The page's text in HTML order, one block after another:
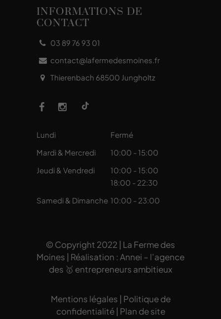
INFORMATIONS DE
CONTACT
03 89 76 93 01
contact@lafermedesmoines.fr
Thierenbach 68500 Jungholtz
Lundi
Fermé
Mardi & Mercredi
10:00 - 15:00
Jeudi & Vendredi
10:00 - 15:00
18:00 - 22:30
Samedi & Dimanche 10:00 - 23:00
© Copyright 2022 | La Ferme des
Moines | Réalisation : Annei – l’agence
des 🥇 entrepreneurs ambitieux
Mentions légales | Politique de
confidentialité| Plan de site